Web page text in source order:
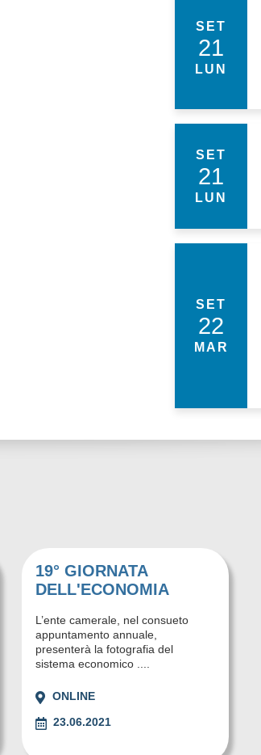
SET
21
LUN
SET
21
LUN
SET
22
MAR
19° GIORNATA
DELL'ECONOMIA
L’ente camerale, nel consueto
appuntamento annuale,
presenterà la fotografia del
sistema economico ....
ONLINE
23.06.2021